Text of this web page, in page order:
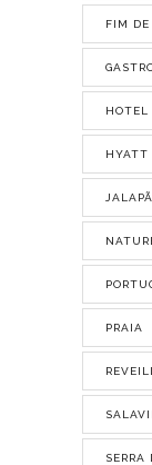
FIM DE
HOTEL
HYATT
PRAIA
SERRA